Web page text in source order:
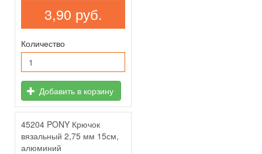
3,90 руб.
Количество
Добавить в корзину
45204 PONY Крючок
вязальный 2,75 мм 15см,
алюминий